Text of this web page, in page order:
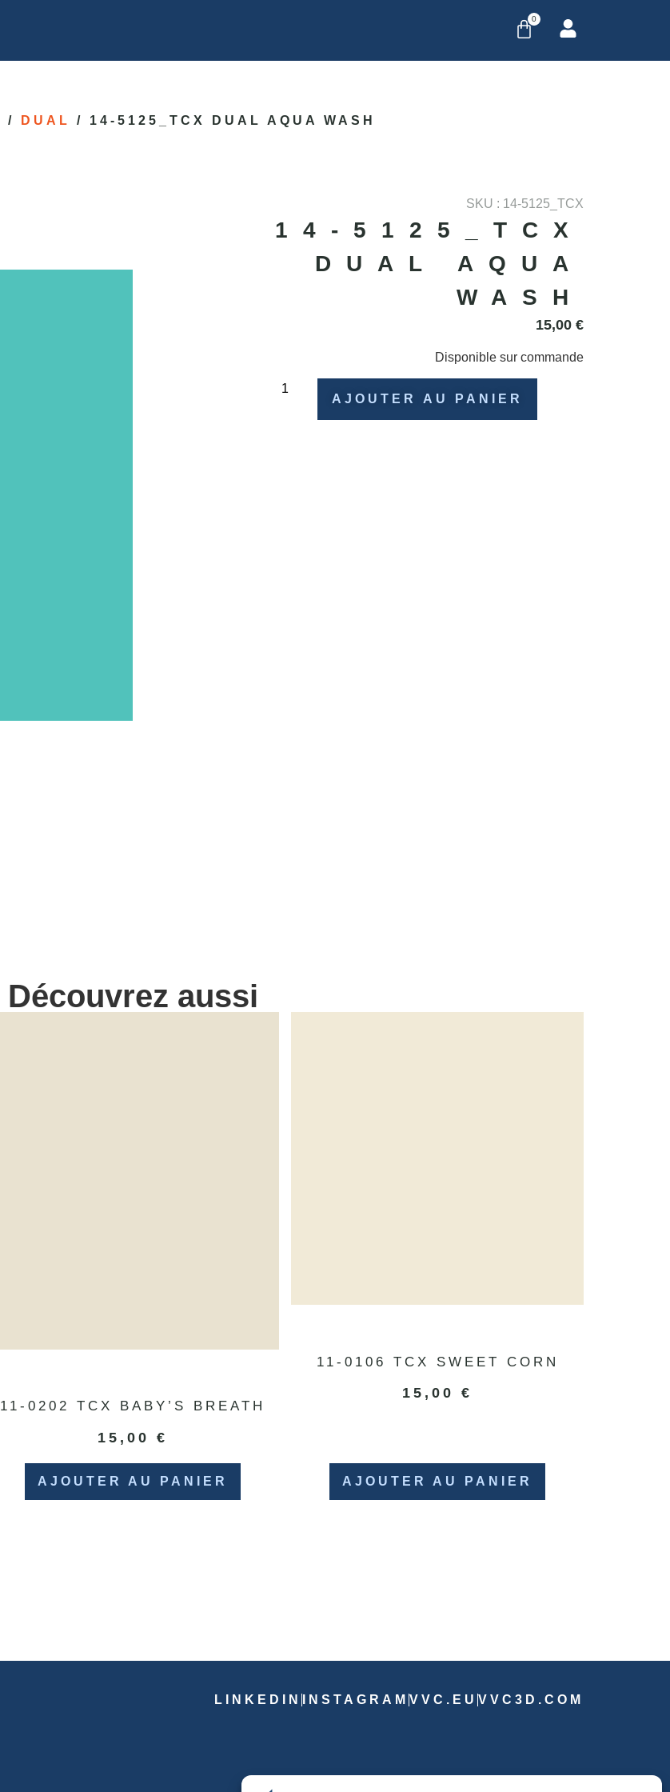
0
/ DUAL / 14-5125_TCX DUAL AQUA WASH
SKU : 14-5125_TCX
14-5125_TCX
DUAL AQUA
WASH
15,00€
Disponible sur commande
AJOUTER AU PANIER
Découvrez aussi
11-0202 TCX BABY’S BREATH
15,00 €
AJOUTER AU PANIER
11-0106 TCX SWEET CORN
15,00€
AJOUTER AU PANIER
LINKEDIN INSTAGRAM VVC.EU VVC3D.COM